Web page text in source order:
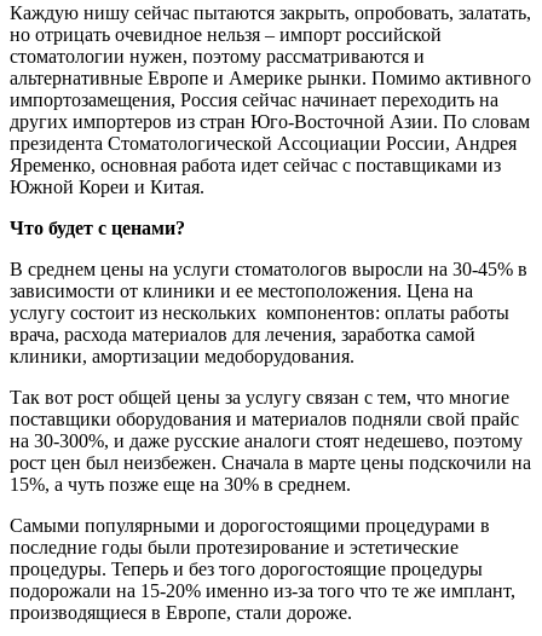
Каждую нишу сейчас пытаются закрыть, опробовать, залатать,
но отрицать очевидное нельзя – импорт российской
стоматологии нужен, поэтому рассматриваются и
альтернативные Европе и Америке рынки. Помимо активного
импортозамещения, Россия сейчас начинает переходить на
других импортеров из стран Юго-Восточной Азии. По словам
президента Стоматологической Ассоциации России, Андрея
Яременко, основная работа идет сейчас с поставщиками из
Южной Кореи и Китая.
Что будет с ценами?
В среднем цены на услуги стоматологов выросли на 30-45% в
зависимости от клиники и ее местоположения. Цена на
услугу состоит из нескольких компонентов: оплаты работы
врача, расхода материалов для лечения, заработка самой
клиники, амортизации медоборудования.
Так вот рост общей цены за услугу связан с тем, что многие
поставщики оборудования и материалов подняли свой прайс
на 30-300%, и даже русские аналоги стоят недешево, поэтому
рост цен был неизбежен. Сначала в марте цены подскочили на
15%, а чуть позже еще на 30% в среднем.
Самыми популярными и дорогостоящими процедурами в
последние годы были протезирование и эстетические
процедуры. Теперь и без того дорогостоящие процедуры
подорожали на 15-20% именно из-за того что те же имплант,
производящиеся в Европе, стали дороже.